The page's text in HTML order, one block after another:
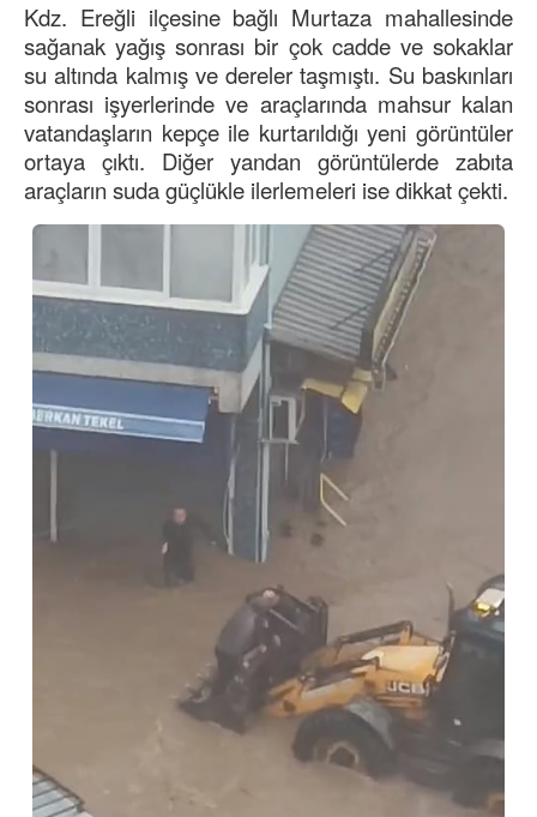
Kdz. Ereğli ilçesine bağlı Murtaza mahallesinde
sağanak yağış sonrası bir çok cadde ve sokaklar
su altında kalmış ve dereler taşmıştı. Su baskınları
sonrası işyerlerinde ve araçlarında mahsur kalan
vatandaşların kepçe ile kurtarıldığı yeni görüntüler
ortaya çıktı. Diğer yandan görüntülerde zabıta
araçların suda güçlükle ilerlemeleri ise dikkat çekti.